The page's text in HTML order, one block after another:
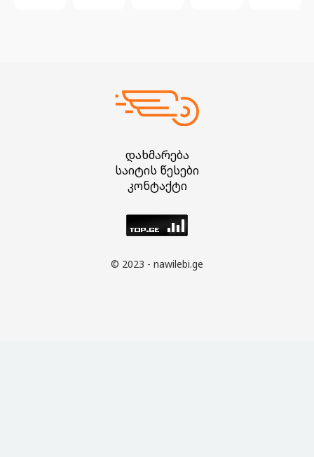
დახმარება
საიტის წესები
კონტაქტი
© 2023 - nawilebi.ge